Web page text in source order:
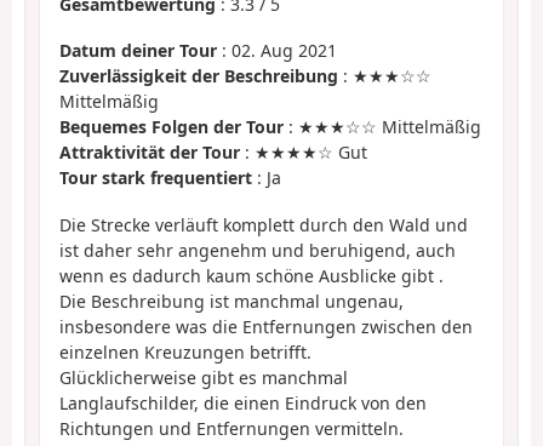
Datum deiner Tour : 02. Aug 2021
Zuverlässigkeit der Beschreibung : ★★★☆☆
Mittelmäßig
Bequemes Folgen der Tour : ★★★☆☆ Mittelmäßig
Attraktivität der Tour : ★★★★☆ Gut
Tour stark frequentiert : Ja
Die Strecke verläuft komplett durch den Wald und
ist daher sehr angenehm und beruhigend, auch
wenn es dadurch kaum schöne Ausblicke gibt .
Die Beschreibung ist manchmal ungenau,
insbesondere was die Entfernungen zwischen den
einzelnen Kreuzungen betrifft.
Glücklicherweise gibt es manchmal
Langlaufschilder, die einen Eindruck von den
Richtungen und Entfernungen vermitteln.